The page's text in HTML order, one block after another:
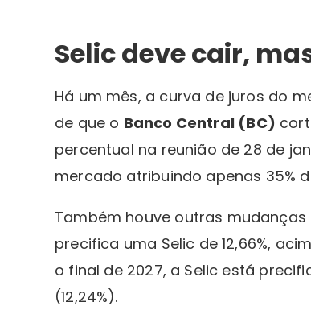
Selic deve cair,
Há um mês, a curva de juros do
de que o Banco Central (BC)
percentual na reunião de 28 de
mercado atribuindo apenas 35%
Também houve outras
precifica uma Selic de 12,66%,
o final de 2027, a Selic está
(12,24%).